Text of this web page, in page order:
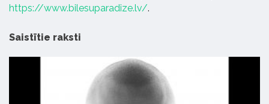
https://www.bilesuparadize.lv/.
Saistītie raksti